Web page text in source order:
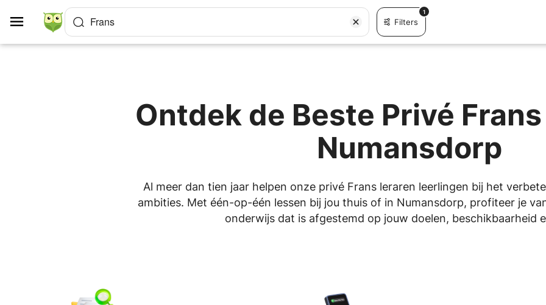
Frans Filters
1
Ontdek de Beste Privé
Numansdorp
Al meer dan tien jaar helpen onze privé Frans leraren leerlingen bij het
ambities. Met één-op-één lessen bij jou thuis of in Numansdorp, profiteer je
onderwijs dat is afgestemd op jouw doelen, beschikbaarheid